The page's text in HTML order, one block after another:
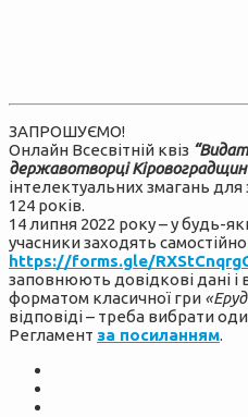
ЗАПРОШУЄМО!
Онлайн Всесвітній квіз
державотворці
інтелектуальних змагань
124 років.
14 липня 2022 року – у будь-
учасники заходять
https://forms.gle/
заповнюють довідкові дані і
форматом класичної гри
відповіді – треба вибрати
Регламент за посиланням.